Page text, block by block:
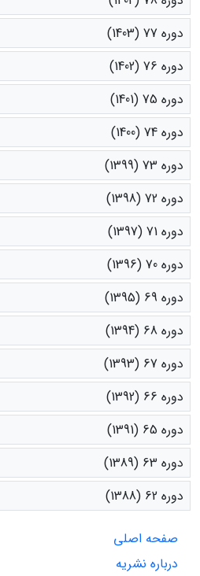
دوره 77 (1403)
دوره 76 (1402)
دوره 75 (1401)
دوره 74 (1400)
دوره 73 (1399)
دوره 72 (1398)
دوره 71 (1397)
دوره 70 (1396)
دوره 69 (1395)
دوره 68 (1394)
دوره 67 (1393)
دوره 66 (1392)
دوره 65 (1391)
دوره 63 (1389)
دوره 62 (1388)
صفحه اصلی
درباره نشریه